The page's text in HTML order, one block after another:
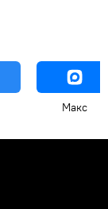
Макс